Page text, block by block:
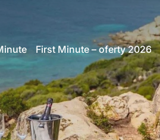
First Minute – oferty 2026